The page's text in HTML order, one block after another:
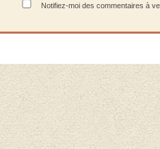
Notifiez-moi des commentaires à